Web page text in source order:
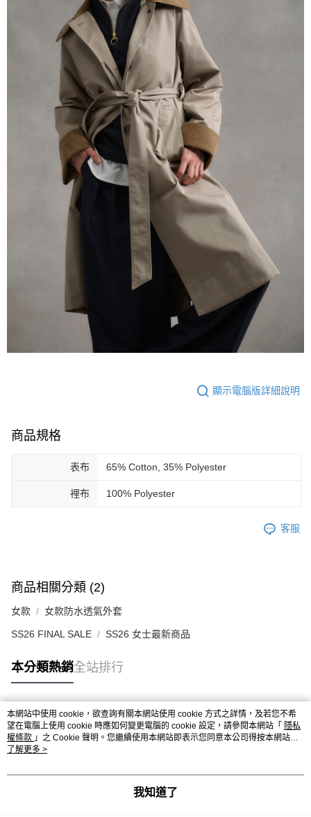
顯示電腦版詳細說明
商品規格
表布 65% Cotton, 35% Polyester
裡布 100% Polyester
客服
商品相關分類 (2)
女款 女款防水透氣外套
SS26 FINAL SALE SS26 女士最新商品
本分類熱銷全站排行
熱門標籤
本網站中使用 cookie，欲查詢有關本網站使用 cookie 方式之詳情，及若您不希
望在電腦上使用 cookie 時應如何變更電腦的 cookie 設定，請參閱本網站「 隱私
權條款 」之 Cookie 聲明。您繼續使用本網站即表示您同意本公司得按本網站使
用條款之 Cookie 聲明使用 cookie。
了解更多 >
我知道了